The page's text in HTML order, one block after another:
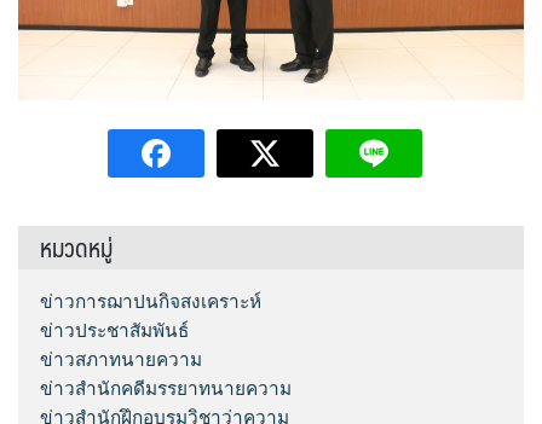
หมวดหมู่
ข่าวการฌาปนกิจสงเคราะห์
ข่าวประชาสัมพันธ์
ข่าวสภาทนายความ
ข่าวสำนักคดีมรรยาทนายความ
ข่าวสำนักฝึกอบรมวิชาว่าความ